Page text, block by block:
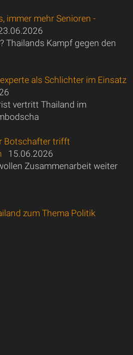
immer mehr Senioren -
Thailands Kampf gegen den
als Schlichter im Einsatz
vertritt Thailand im
Botschafter trifft
15.06.2026
Zusammenarbeit weiter
zum Thema Politik